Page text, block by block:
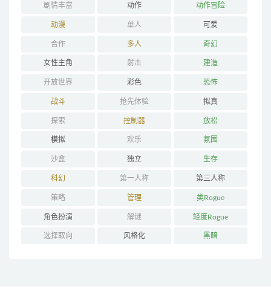
剧情丰富 动作 动作冒险
动漫 单人 可爱
合作 多人 奇幻
女性主角 射击 建造
开放世界 彩色 恐怖
战斗 抢先体验 拟真
探索 控制器 放松
模拟 欢乐 氛围
沙盒 独立 生存
科幻 第一人称 第三人称
策略 管理 类Rogue
角色扮演 解谜 轻度Rogue
选择取向 风格化 黑暗